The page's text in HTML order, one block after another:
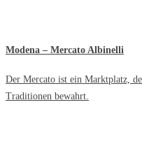
Modena – Mercato Albinelli
Der Mercato ist ein Marktplatz,
Traditionen bewahrt.